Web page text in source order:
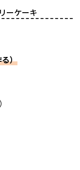
ーケーキ
）